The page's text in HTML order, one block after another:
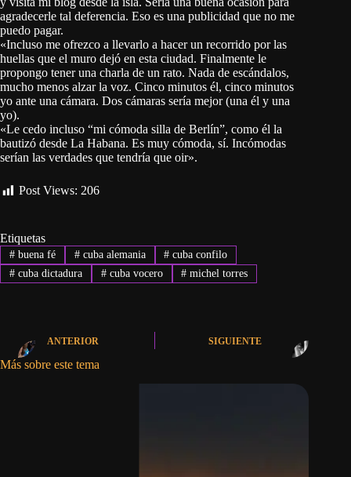
agradecerle tal deferencia. Eso es una publicidad que no me
puedo pagar.
«Incluso me ofrezco a llevarlo a hacer un recorrido por las
huellas que el muro dejó en esta ciudad. Finalmente le
propongo tener una charla de un rato. Nada de escándalos,
mucho menos alzar la voz. Cinco minutos él, cinco minutos
yo ante una cámara. Dos cámaras sería mejor (una él y una
yo).
«Le cedo incluso “mi cómoda silla de Berlín”, como él la
bautizó desde La Habana. Es muy cómoda, sí. Incómodas
serían las verdades que tendría que oir».
Post Views: 206
Etiquetas
#buena fé #cuba alemania # cuba confilo
#cuba dictadura #cuba vocero # michel torres
ANTERIOR SIGUIENTE
Más sobre este tema